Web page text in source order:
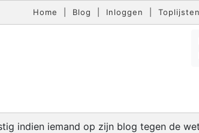
Home Blog Inloggen Toplijsten
indien iemand op zijn blog tegen de